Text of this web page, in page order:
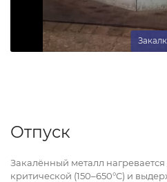
Отпуск
Закалённый металл
критической (150–650°C) и